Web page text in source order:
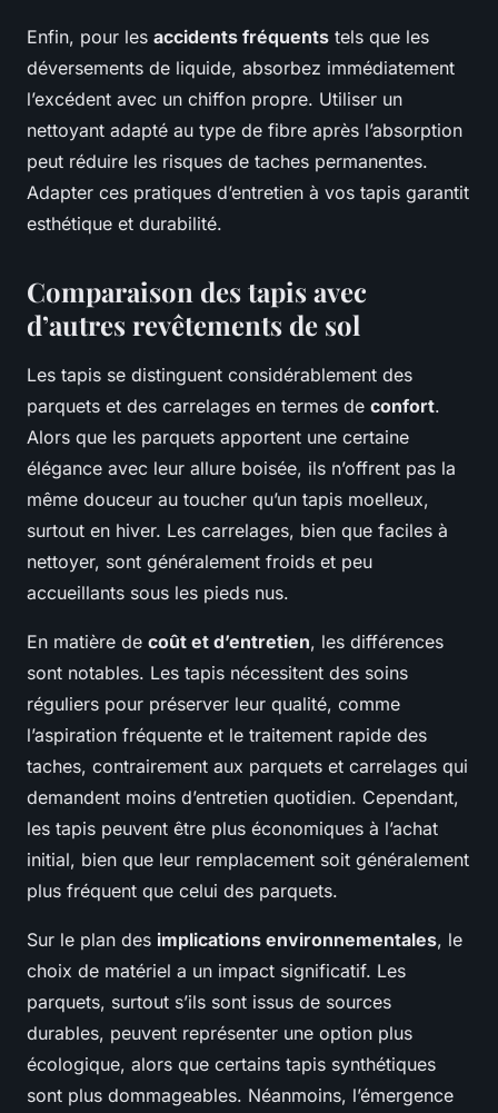
Enfin, pour les accidents fréquents tels que les
déversements de liquide, absorbez immédiatement
l’excédent avec un chiffon propre. Utiliser un
nettoyant adapté au type de fibre après l’absorption
peut réduire les risques de taches permanentes.
Adapter ces pratiques d’entretien à vos tapis garantit
esthétique et durabilité.
Comparaison des tapis avec
d’autres revêtements de sol
Les tapis se distinguent considérablement des
parquets et des carrelages en termes de confort.
Alors que les parquets apportent une certaine
élégance avec leur allure boisée, ils n’offrent pas la
même douceur au toucher qu’un tapis moelleux,
surtout en hiver. Les carrelages, bien que faciles à
nettoyer, sont généralement froids et peu
accueillants sous les pieds nus.
En matière de coût et d’entretien, les différences
sont notables. Les tapis nécessitent des soins
réguliers pour préserver leur qualité, comme
l’aspiration fréquente et le traitement rapide des
taches, contrairement aux parquets et carrelages qui
demandent moins d’entretien quotidien. Cependant,
les tapis peuvent être plus économiques à l’achat
initial, bien que leur remplacement soit généralement
plus fréquent que celui des parquets.
Sur le plan des implications environnementales, le
choix de matériel a un impact significatif. Les
parquets, surtout s’ils sont issus de sources
durables, peuvent représenter une option plus
écologique, alors que certains tapis synthétiques
sont plus dommageables. Néanmoins, l’émergence